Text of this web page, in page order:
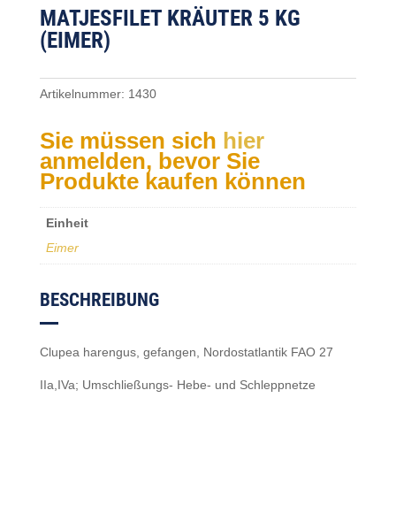
MATJESFILET KRÄUTER 5 KG
(EIMER)
Artikelnummer: 1430
Sie müssen sich hier
anmelden, bevor Sie
Produkte kaufen können
Einheit
Eimer
BESCHREIBUNG
Clupea harengus, gefangen, Nordostatlantik FAO 27
IIa,IVa; Umschließungs- Hebe- und Schleppnetze